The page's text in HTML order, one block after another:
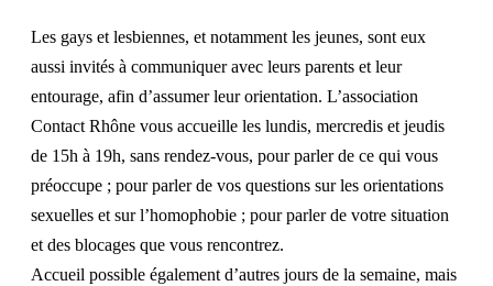
Les gays et lesbiennes, et notamment les jeunes, sont eux
aussi invités à communiquer avec leurs parents et leur
entourage, afin d’assumer leur orientation. L’association
Contact Rhône vous accueille les lundis, mercredis et jeudis
de 15h à 19h, sans rendez-vous, pour parler de ce qui vous
préoccupe ; pour parler de vos questions sur les orientations
sexuelles et sur l’homophobie ; pour parler de votre situation
et des blocages que vous rencontrez.
Accueil possible également d’autres jours de la semaine, mais